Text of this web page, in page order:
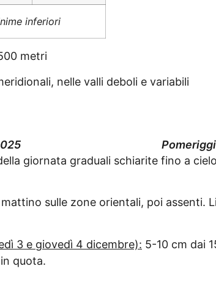
inferiori
metri
nelle valli deboli e variabili
giornata graduali schiarite fino a
sulle zone orientali, poi assenti.
3 e giovedì 4 dicembre): 5-10 cm dai
quota.